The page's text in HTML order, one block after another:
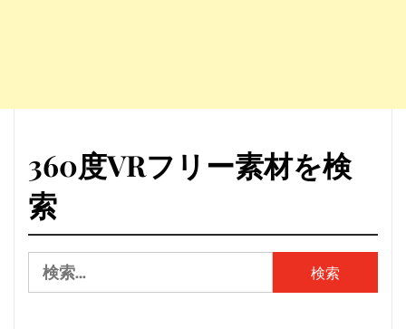
360度VRフリー素材を検
索
検
索: